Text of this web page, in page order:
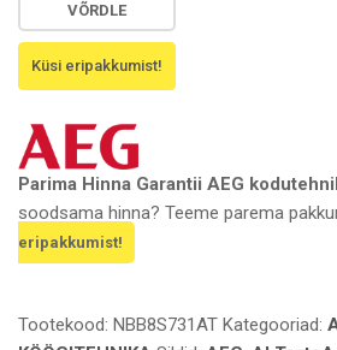
VÕRDLE
Parima Hinna Garantii AEG
soodsama hinna? Teeme parema
eripakkumist!
Tootekood: NBB8S731AT Kategooriad: